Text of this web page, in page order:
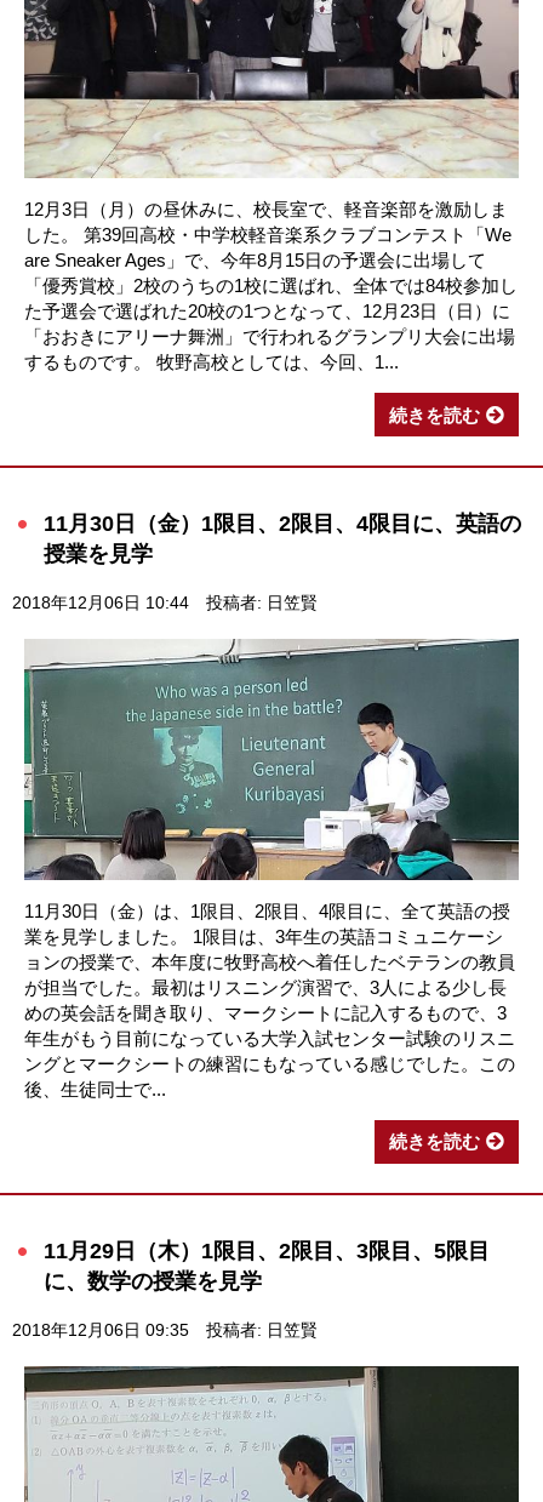
12月3日（月）の昼休みに、校長室で、軽音楽部を激励しま
した。 第39回高校・中学校軽音楽系クラブコンテスト「We
are Sneaker Ages」で、今年8月15日の予選会に出場して
「優秀賞校」2校のうちの1校に選ばれ、全体では84校参加し
た予選会で選ばれた20校の1つとなって、12月23日（日）に
「おおきにアリーナ舞洲」で行われるグランプリ大会に出場
するものです。 牧野高校としては、今回、1...
続きを読む
11月30日（金）1限目、2限目、4限目に、英語の
授業を見学
2018年12月06日 10:44 投稿者: 日笠賢
11月30日（金）は、1限目、2限目、4限目に、全て英語の授
業を見学しました。 1限目は、3年生の英語コミュニケーシ
ョンの授業で、本年度に牧野高校へ着任したベテランの教員
が担当でした。最初はリスニング演習で、3人による少し長
めの英会話を聞き取り、マークシートに記入するもので、3
年生がもう目前になっている大学入試センター試験のリスニ
ングとマークシートの練習にもなっている感じでした。この
後、生徒同士で...
続きを読む
11月29日（木）1限目、2限目、3限目、5限目
に、数学の授業を見学
2018年12月06日 09:35 投稿者: 日笠賢